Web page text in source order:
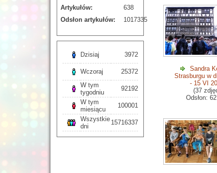
Artykułów:
638
Odsłon artykułów:
1017335
Dzisiaj 3972
Wczoraj
25372
W tym
tygodniu
92192
W tym
miesiącu
100001
Wszystkie
dni
15716337
Sandra
Strasburgu w
- 15 VI
(37
Odsłon: